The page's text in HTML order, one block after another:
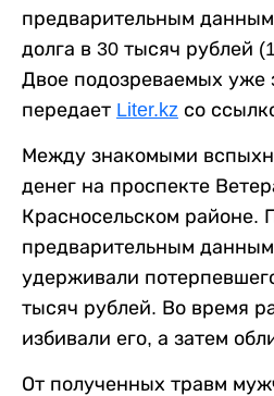
предварительным
долга в 30 тысяч рублей
Двое подозреваемых уже
передает Liter.kz со
Между знакомыми
денег на проспекте
Красносельском районе.
предварительным
удерживали
тысяч рублей. Во время
избивали его, а затем
От полученных травм